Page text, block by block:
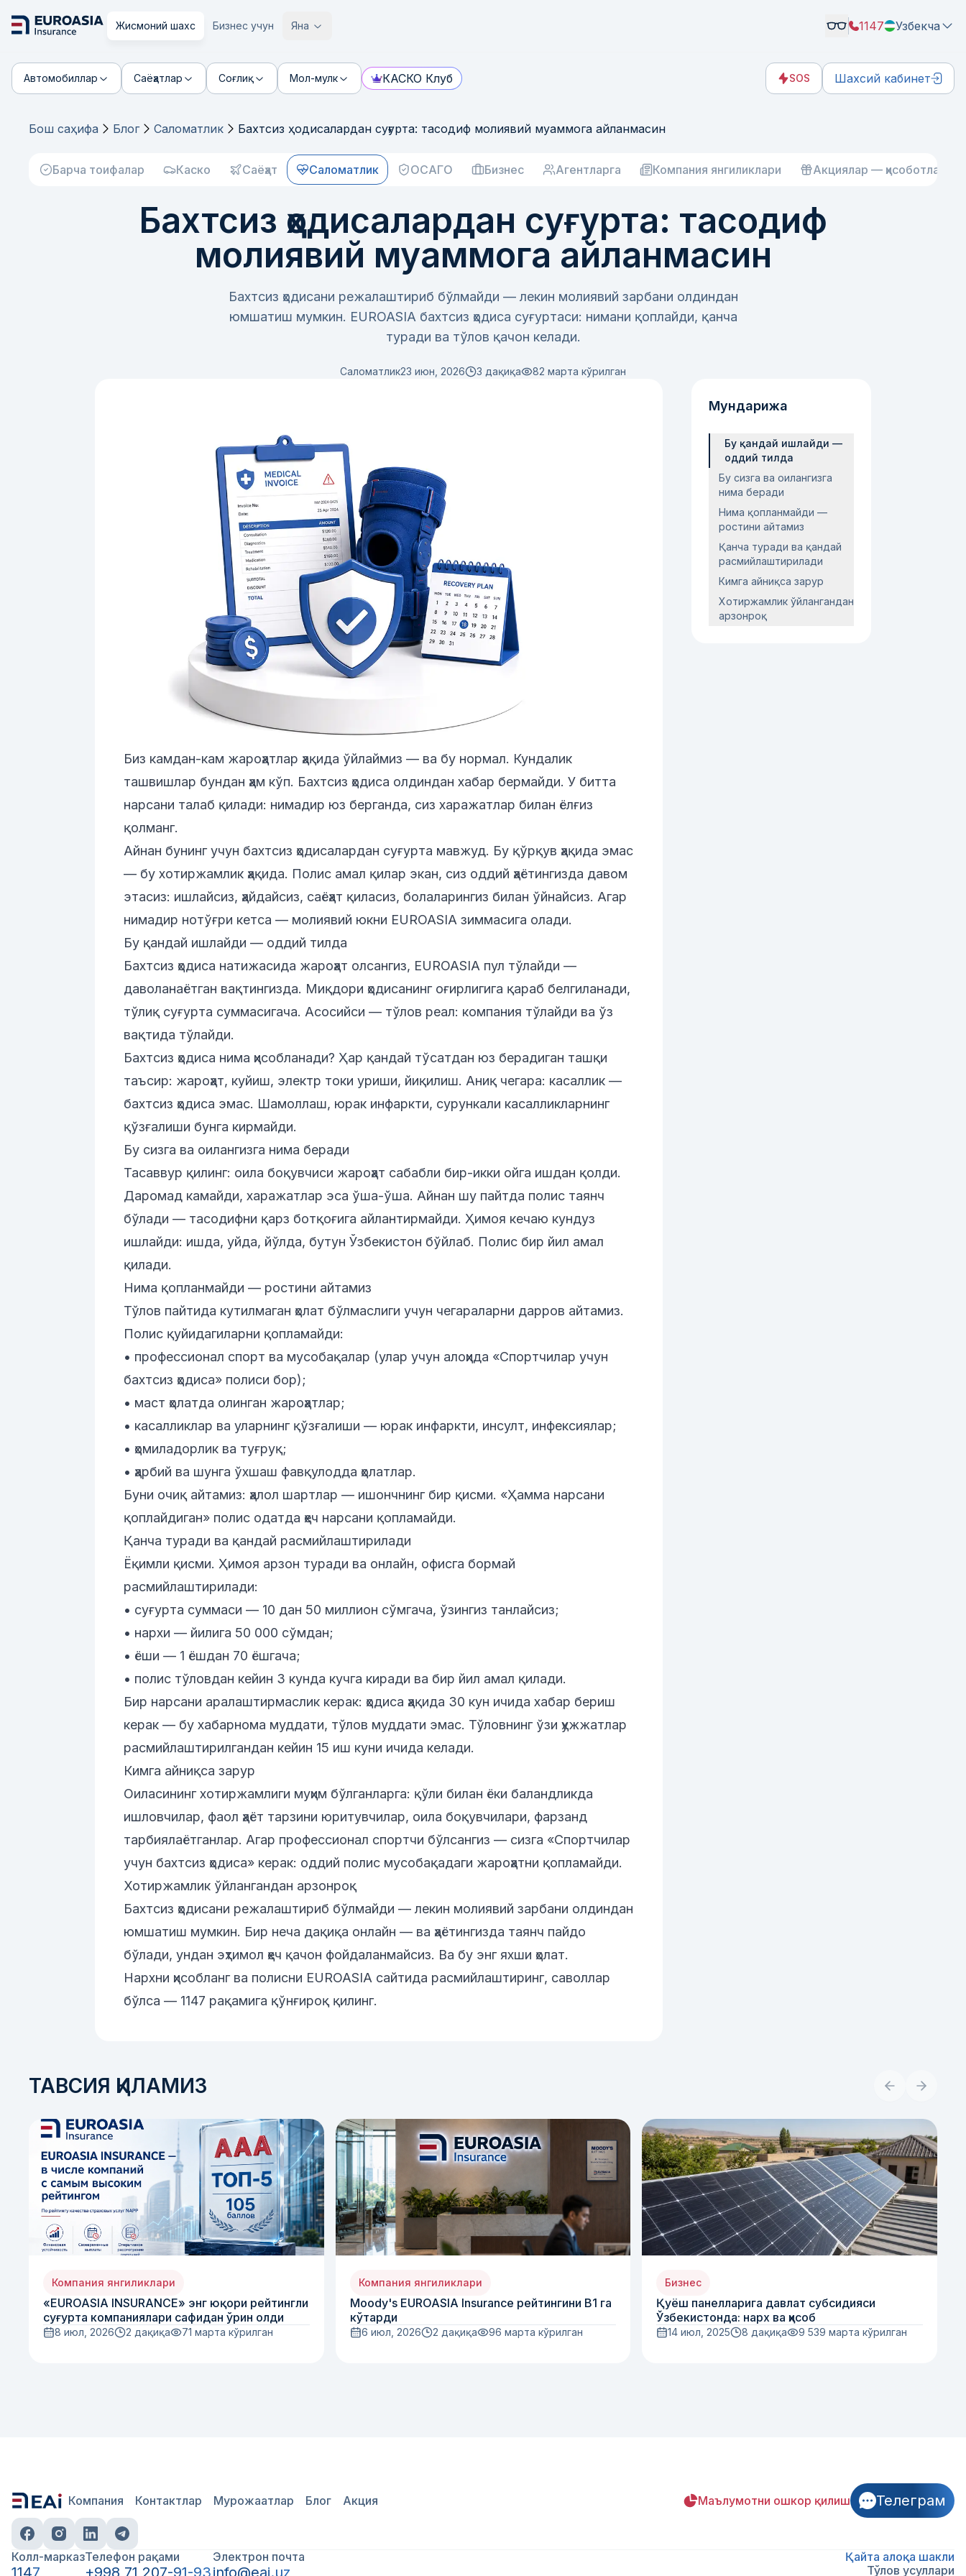
Жисмоний шахс Бизнес учун Яна 1147 Узбекча
Автомобиллар Саёҳатлар Соғлиқ Мол-мулк КАСКО Клуб SOS Шахсий кабинет
Бош саҳифа Блог Саломатлик Бахтсиз ҳодисалардан суғурта: тасодиф молиявий муаммога айланмасин
Барча тоифалар Каско Саёҳат Саломатлик ОСАГО Бизнес Агентларга Компания янгиликлари Акциялар — ҳисоботлар
Бахтсиз ҳодисалардан суғурта: тасодиф
молиявий муаммога айланмасин
Бахтсиз ҳодисани режалаштириб бўлмайди — лекин молиявий зарбани олдиндан
юмшатиш мумкин. EUROASIA бахтсиз ҳодиса суғуртаси: нимани қоплайди, қанча
туради ва тўлов қачон келади.
Саломатлик23 июн, 2026 3 дақиқа 82 марта кўрилган
Биз камдан-кам жароҳатлар ҳақида ўйлаймиз — ва бу нормал. Кундалик
ташвишлар бундан ҳам кўп. Бахтсиз ҳодиса олдиндан хабар бермайди. У битта
нарсани талаб қилади: нимадир юз берганда, сиз харажатлар билан ёлғиз
қолманг.
Айнан бунинг учун бахтсиз ҳодисалардан суғурта мавжуд. Бу қўрқув ҳақида эмас
— бу хотиржамлик ҳақида. Полис амал қилар экан, сиз оддий ҳаётингизда давом
этасиз: ишлайсиз, ҳайдайсиз, саёҳат қиласиз, болаларингиз билан ўйнайсиз. Агар
нимадир нотўғри кетса — молиявий юкни EUROASIA зиммасига олади.
Бу қандай ишлайди — оддий тилда
Бахтсиз ҳодиса натижасида жароҳат олсангиз, EUROASIA пул тўлайди —
даволанаётган вақтингизда. Миқдори ҳодисанинг оғирлигига қараб белгиланади,
тўлиқ суғурта суммасигача. Асосийси — тўлов реал: компания тўлайди ва ўз
вақтида тўлайди.
Бахтсиз ҳодиса нима ҳисобланади? Ҳар қандай тўсатдан юз берадиган ташқи
таъсир: жароҳат, куйиш, электр токи уриши, йиқилиш. Аниқ чегара: касаллик —
бахтсиз ҳодиса эмас. Шамоллаш, юрак инфаркти, сурункали касалликларнинг
қўзғалиши бунга кирмайди.
Бу сизга ва оилангизга нима беради
Тасаввур қилинг: оила боқувчиси жароҳат сабабли бир-икки ойга ишдан қолди.
Даромад камайди, харажатлар эса ўша-ўша. Айнан шу пайтда полис таянч
бўлади — тасодифни қарз ботқоғига айлантирмайди. Ҳимоя кечаю кундуз
ишлайди: ишда, уйда, йўлда, бутун Ўзбекистон бўйлаб. Полис бир йил амал
қилади.
Нима қопланмайди — ростини айтамиз
Тўлов пайтида кутилмаган ҳолат бўлмаслиги учун чегараларни дарров айтамиз.
Полис қуйидагиларни қопламайди:
• профессионал спорт ва мусобақалар (улар учун алоҳида «Спортчилар учун
бахтсиз ҳодиса» полиси бор);
• маст ҳолатда олинган жароҳатлар;
• касалликлар ва уларнинг қўзғалиши — юрак инфаркти, инсулт, инфексиялар;
• ҳомиладорлик ва туғруқ;
• ҳарбий ва шунга ўхшаш фавқулодда ҳолатлар.
Буни очиқ айтамиз: ҳалол шартлар — ишончнинг бир қисми. «Ҳамма нарсани
қоплайдиган» полис одатда ҳеч нарсани қопламайди.
Қанча туради ва қандай расмийлаштирилади
Ёқимли қисми. Ҳимоя арзон туради ва онлайн, офисга бормай
расмийлаштирилади:
• суғурта суммаси — 10 дан 50 миллион сўмгача, ўзингиз танлайсиз;
• нархи — йилига 50 000 сўмдан;
• ёши — 1 ёшдан 70 ёшгача;
• полис тўловдан кейин 3 кунда кучга киради ва бир йил амал қилади.
Бир нарсани аралаштирмаслик керак: ҳодиса ҳақида 30 кун ичида хабар бериш
керак — бу хабарнома муддати, тўлов муддати эмас. Тўловнинг ўзи ҳужжатлар
расмийлаштирилгандан кейин 15 иш куни ичида келади.
Кимга айниқса зарур
Оиласининг хотиржамлиги муҳим бўлганларга: қўли билан ёки баландликда
ишловчилар, фаол ҳаёт тарзини юритувчилар, оила боқувчилари, фарзанд
тарбиялаётганлар. Агар профессионал спортчи бўлсангиз — сизга «Спортчилар
учун бахтсиз ҳодиса» керак: оддий полис мусобақадаги жароҳатни қопламайди.
Хотиржамлик ўйлангандан арзонроқ
Бахтсиз ҳодисани режалаштириб бўлмайди — лекин молиявий зарбани олдиндан
юмшатиш мумкин. Бир неча дақиқа онлайн — ва ҳаётингизда таянч пайдо
бўлади, ундан эҳтимол ҳеч қачон фойдаланмайсиз. Ва бу энг яхши ҳолат.
Нархни ҳисобланг ва полисни EUROASIA сайтида расмийлаштиринг, саволлар
бўлса — 1147 рақамига қўнғироқ қилинг.
Мундарижа
Бу қандай ишлайди —
оддий тилда
Бу сизга ва оилангизга
нима беради
Нима қопланмайди —
ростини айтамиз
Қанча туради ва қандай
расмийлаштирилади
Кимга айниқса зарур
Хотиржамлик ўйлангандан
арзонроқ
ТАВСИЯ ҚИЛАМИЗ
Компания янгиликлари
«EUROASIA INSURANCE» энг юқори рейтингли
суғурта компаниялари сафидан ўрин олди
8 июл, 2026 2 дақиқа 71 марта кўрилган
Компания янгиликлари
Moody's EUROASIA Insurance рейтингини B1 га
кўтарди
6 июл, 2026 2 дақиқа 96 марта кўрилган
Бизнес
Қуёш панелларига давлат субсидияси
Ўзбекистонда: нарх ва ҳисоб
14 июл, 2025 8 дақиқа 9 539 марта кўрилган
Компания Контактлар Мурожаатлар Блог Акция Маълумотни ошкор қилиш Телеграм
Колл-марказТелефон рақами Электрон почта
Қайта алоқа шакли
Тўлов усуллари